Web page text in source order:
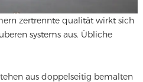
zertrennte qualität wirkt sich
systems aus. Übliche
aus doppelseitig bemalten